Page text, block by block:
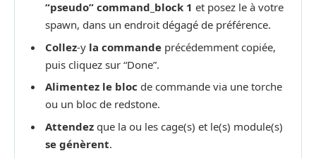
“pseudo” command_block 1 et posez le à votre
spawn, dans un endroit dégagé de préférence.
Collez-y la commande précédemment copiée,
puis cliquez sur “Done”.
Alimentez le bloc de commande via une torche
ou un bloc de redstone.
Attendez que la ou les cage(s) et le(s) module(s)
se génèrent.